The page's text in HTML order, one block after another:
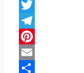
WhatsApp
Twitter
Telegram
Pinterest
Email